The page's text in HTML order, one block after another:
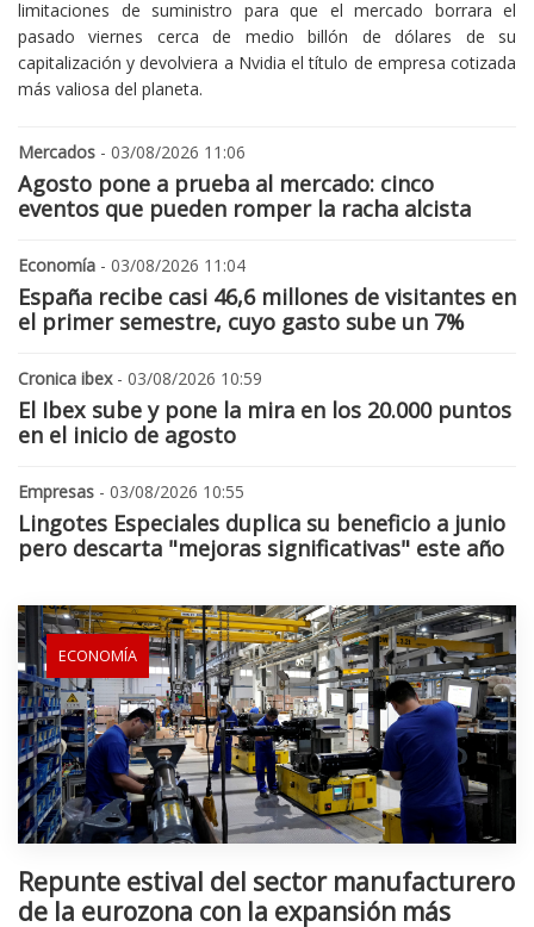
limitaciones de suministro para que el mercado borrara el
pasado viernes cerca de medio billón de dólares de su
capitalización y devolviera a Nvidia el título de empresa cotizada
más valiosa del planeta.
Mercados - 03/08/2026 11:06
Agosto pone a prueba al mercado: cinco
eventos que pueden romper la racha alcista
Economía - 03/08/2026 11:04
España recibe casi 46,6 millones de visitantes en
el primer semestre, cuyo gasto sube un 7%
Cronica ibex- 03/08/2026 10:59
El Ibex sube y pone la mira en los 20.000 puntos
en el inicio de agosto
Empresas - 03/08/2026 10:55
Lingotes Especiales duplica su beneficio a junio
pero descarta "mejoras significativas" este año
ECONOMÍA
Repunte estival del sector manufacturero
de la eurozona con la expansión más